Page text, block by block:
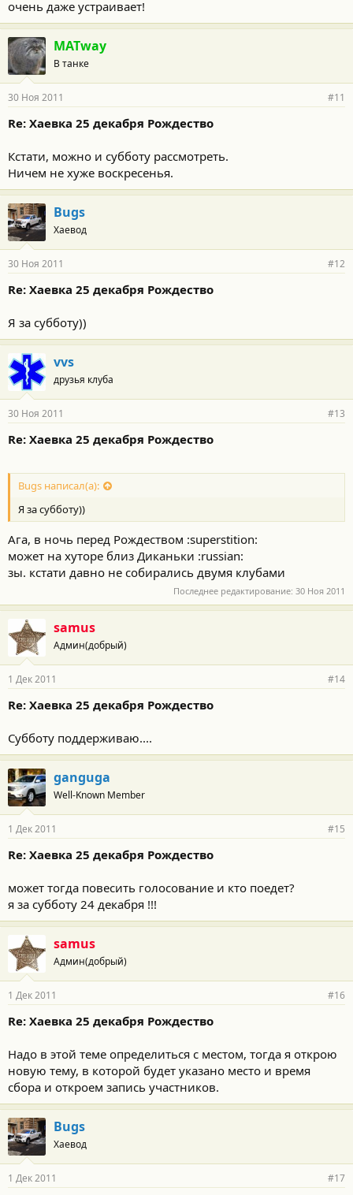
очень даже устраивает!
MATway
В танке
30 Ноя 2011 #11
Re: Хаевка 25 декабря Рождество
Кстати, можно и субботу рассмотреть.
Ничем не хуже воскресенья.
Bugs
Хаевод
30 Ноя 2011 #12
Re: Хаевка 25 декабря Рождество
Я за субботу))
vvs
друзья клуба
30 Ноя 2011 #13
Re: Хаевка 25 декабря Рождество
Bugs написал(а):
Я за субботу))
Ага, в ночь перед Рождеством :superstition:
может на хуторе близ Диканьки :russian:
зы. кстати давно не собирались двумя клубами
Последнее редактирование: 30 Ноя 2011
samus
Админ(добрый)
1 Дек 2011 #14
Re: Хаевка 25 декабря Рождество
Субботу поддерживаю....
ganguga
Well-Known Member
1 Дек 2011 #15
Re: Хаевка 25 декабря Рождество
может тогда повесить голосование и кто поедет?
я за субботу 24 декабря !!!
samus
Админ(добрый)
1 Дек 2011 #16
Re: Хаевка 25 декабря Рождество
Надо в этой теме определиться с местом, тогда я открою
новую тему, в которой будет указано место и время
сбора и откроем запись участников.
Bugs
Хаевод
1 Дек 2011 #17